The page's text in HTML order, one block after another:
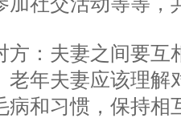
方：夫妻之间要互
老年夫妻应该理解
病和习惯，保持相